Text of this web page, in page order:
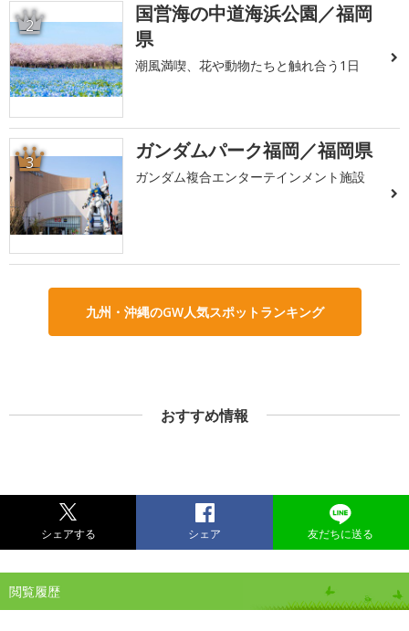
2
国営海の中道海浜公園／福岡
県
潮風満喫、花や動物たちと触れ合う1日
3 ガンダムパーク福岡／福岡県
ガンダム複合エンターテインメント施設
九州・沖縄のGW人気スポットランキング
おすすめ情報
シェアする シェア 友だちに送る
閲覧履歴